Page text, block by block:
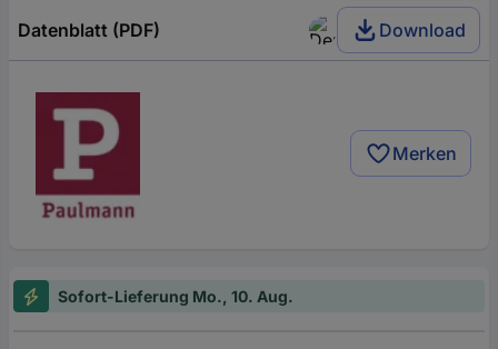
Datenblatt (PDF) Download
Merken
Sofort-Lieferung Mo., 10. Aug.